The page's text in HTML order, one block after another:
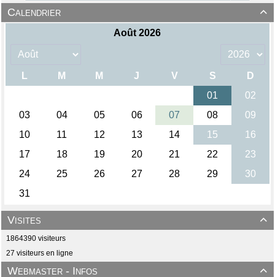

Calendrier

Visites
1864390 visiteurs
27 visiteurs en ligne

Webmaster - Infos